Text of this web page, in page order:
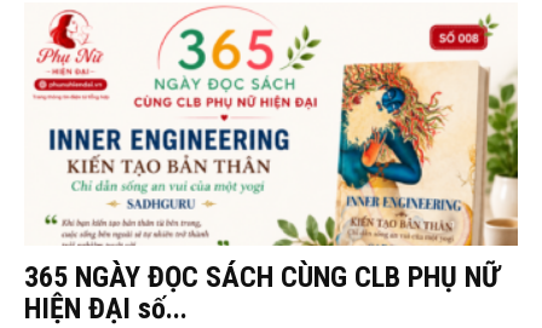
365 NGÀY ĐỌC SÁCH CÙNG CLB PHỤ NỮ
HIỆN ĐẠI số...